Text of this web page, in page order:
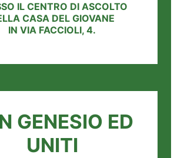
IL CENTRO DI ASCOLTO
CASA DEL GIOVANE
IN VIA FACCIOLI, 4.
GENESIO ED
UNITI